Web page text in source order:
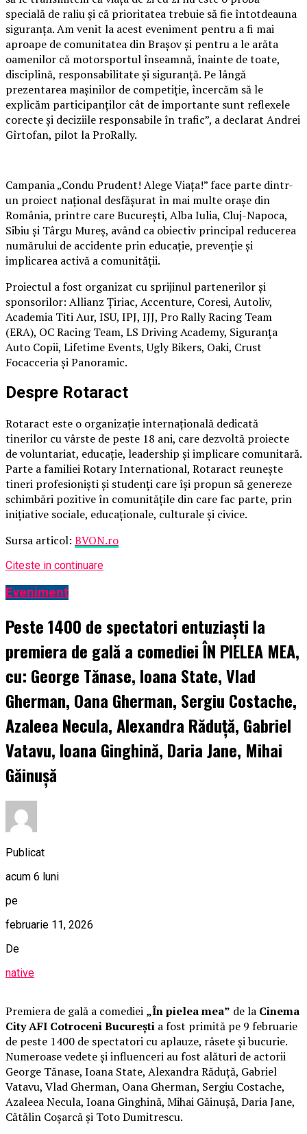
specială de raliu și că prioritatea trebuie să fie întotdeauna
siguranța. Am venit la acest eveniment pentru a fi mai
aproape de comunitatea din Brașov și pentru a le arăta
oamenilor că motorsportul înseamnă, înainte de toate,
disciplină, responsabilitate și siguranță. Pe lângă
prezentarea mașinilor de competiție, încercăm să le
explicăm participanților cât de importante sunt reflexele
corecte și deciziile responsabile în trafic”, a declarat Andrei
Gîrtofan, pilot la ProRally.
Campania „Condu Prudent! Alege Viața!” face parte dintr-
un proiect național desfășurat în mai multe orașe din
România, printre care București, Alba Iulia, Cluj-Napoca,
Sibiu și Târgu Mureș, având ca obiectiv principal reducerea
numărului de accidente prin educație, prevenție și
implicarea activă a comunității.
Proiectul a fost organizat cu sprijinul partenerilor și
sponsorilor: Allianz Țiriac, Accenture, Coresi, Autoliv,
Academia Titi Aur, ISU, IPJ, IJJ, Pro Rally Racing Team
(ERA), OC Racing Team, LS Driving Academy, Siguranța
Auto Copii, Lifetime Events, Ugly Bikers, Oaki, Crust
Focacceria și Panoramic.
Despre Rotaract
Rotaract este o organizație internațională dedicată
tinerilor cu vârste de peste 18 ani, care dezvoltă proiecte
de voluntariat, educație, leadership și implicare comunitară.
Parte a familiei Rotary International, Rotaract reunește
tineri profesioniști și studenți care își propun să genereze
schimbări pozitive în comunitățile din care fac parte, prin
inițiative sociale, educaționale, culturale și civice.
Sursa articol: BVON.ro
Citeste in continuare
Eveniment
Peste 1400 de spectatori entuziaști la
premiera de gală a comediei ÎN PIELEA MEA,
cu: George Tănase, Ioana State, Vlad
Gherman, Oana Gherman, Sergiu Costache,
Azaleea Necula, Alexandra Răduță, Gabriel
Vatavu, Ioana Ginghină, Daria Jane, Mihai
Găinușă
Publicat
acum 6 luni
pe
februarie 11, 2026
De
native
Premiera de gală a comediei „În pielea mea” de la Cinema
City AFI Cotroceni București a fost primită pe 9 februarie
de peste 1400 de spectatori cu aplauze, râsete și bucurie.
Numeroase vedete și influenceri au fost alături de actorii
George Tănase, Ioana State, Alexandra Răduță, Gabriel
Vatavu, Vlad Gherman, Oana Gherman, Sergiu Costache,
Azaleea Necula, Ioana Ginghină, Mihai Găinușă, Daria Jane,
Cătălin Coșarcă și Toto Dumitrescu.